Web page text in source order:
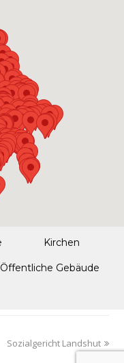
Kirchen
Öffentliche Gebäude
Sozialgericht Landshut